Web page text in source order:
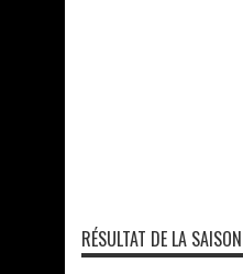
RÉSULTAT DE LA SAISON